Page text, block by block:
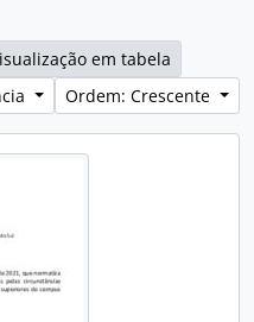
em tabela
Ordem: Crescente